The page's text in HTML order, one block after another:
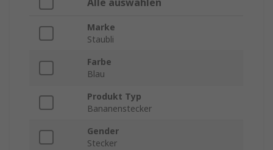
Alle auswählen
Marke
Staubli
Farbe
Blau
Produkt Typ
Bananenstecker
Gender
Stecker